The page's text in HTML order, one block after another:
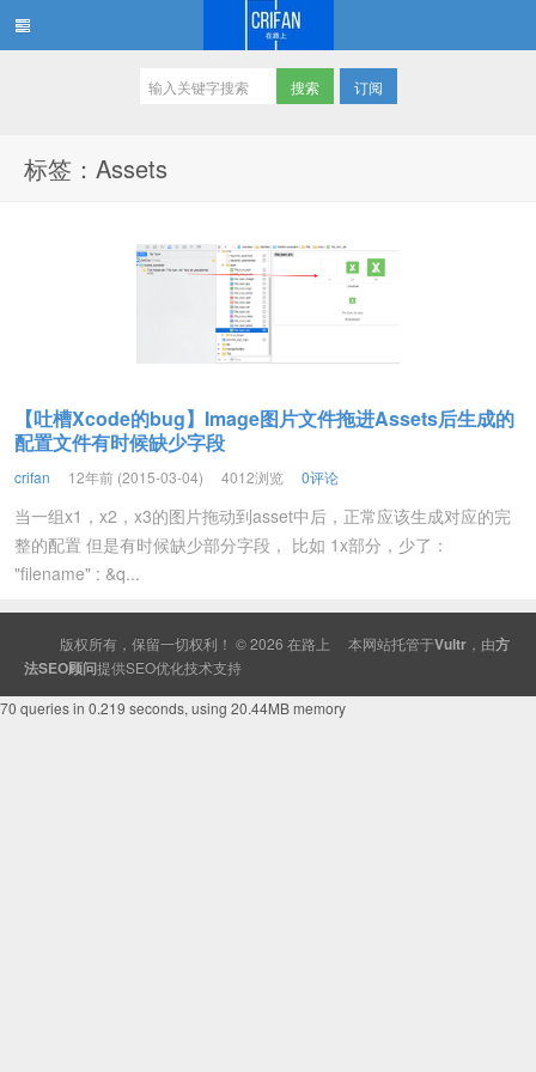
订阅
标签：Assets
【吐槽Xcode的bug】Image图片文件拖进Assets后生成的
配置文件有时候缺少字段
crifan 12年前 (2015-03-04) 4012浏览 0评论
当一组x1，x2，x3的图片拖动到asset中后，正常应该生成对应的完
整的配置 但是有时候缺少部分字段， 比如 1x部分，少了：
"filename" : &q...
版权所有，保留一切权利！ © 2026 在路上 本网站托管于Vultr ，由方
法SEO顾问提供SEO优化技术支持
70 queries in 0.219 seconds, using 20.44MB memory